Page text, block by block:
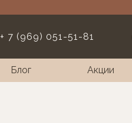
+ 7 (969) 051-51-81
Блог Акции